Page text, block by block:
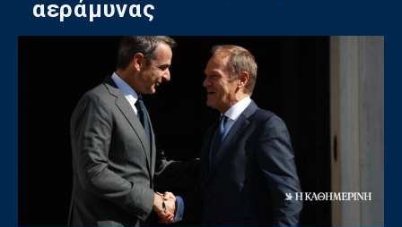
αεράμυνας